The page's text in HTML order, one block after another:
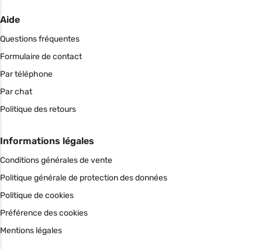
Aide
Questions fréquentes
Formulaire de contact
Par téléphone
Par chat
Politique des retours
Informations légales
Conditions générales de vente
Politique générale de protection des données
Politique de cookies
Préférence des cookies
Mentions légales